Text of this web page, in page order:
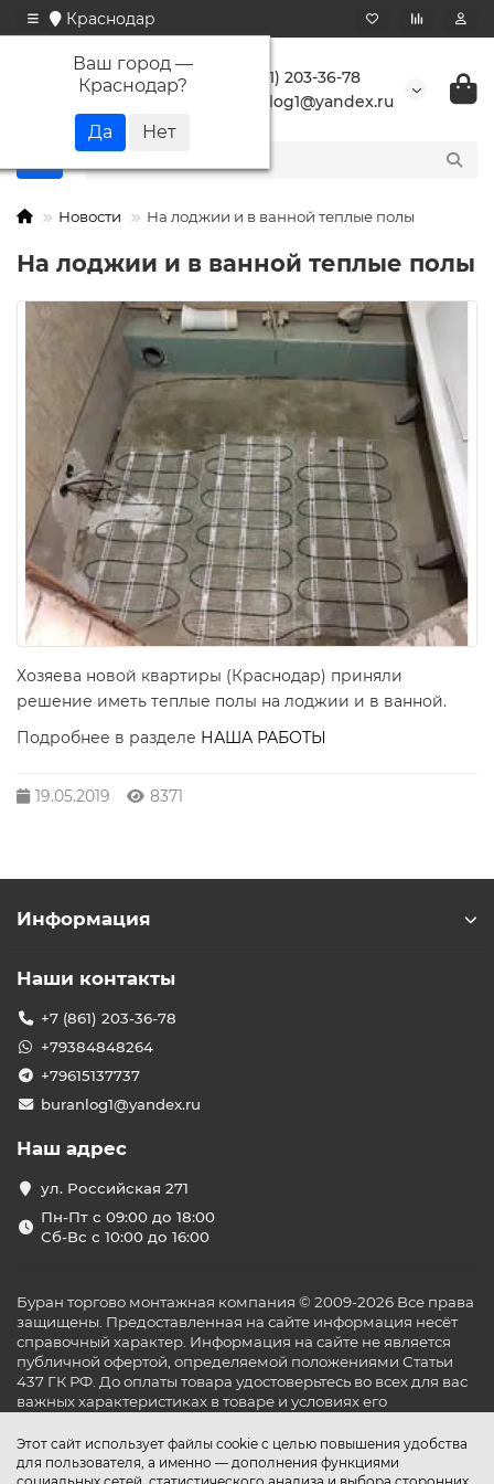
Краснодар
Ваш город —
Краснодар?
+7 (861) 203-36-78
buranlog1@yandex.ru
Новости На лоджии и в ванной теплые полы
На лоджии и в ванной теплые полы
Хозяева новой квартиры (Краснодар) приняли
решение иметь теплые полы на лоджии и в ванной.
Подробнее в разделе НАША РАБОТЫ
19.05.2019 8371
Этот сайт использует файлы cookie с целью повышения удобства
для пользователя, а именно — дополнения функциями
Информация
Наши контакты
+7 (861) 203-36-78
+79384848264
+79615137737
buranlog1@yandex.ru
Наш адрес
ул. Российская 271
Пн-Пт с 09:00 до 18:00
Сб-Вс с 10:00 до 16:00
Буран торгово монтажная компания © 2009-2026 Все права
защищены. Предоставленная на сайте информация несёт
справочный характер. Информация на сайте не является
публичной офертой, определяемой положениями Статьи
437 ГК РФ. До оплаты товара удостоверьтесь во всех для вас
важных характеристиках в товаре и условиях его